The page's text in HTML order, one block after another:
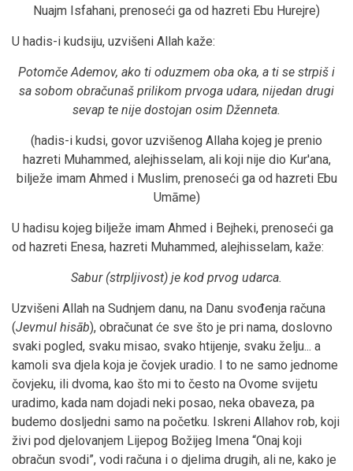
Nuajm Isfahani, prenoseći ga od hazreti Ebu Hurejre)
U hadis-i kudsiju, uzvišeni Allah kaže:
Potomče Ademov, ako ti oduzmem oba oka, a ti se strpiš i
sa sobom obračunaš prilikom prvoga udara, nijedan drugi
sevap te nije dostojan osim Dženneta.
(hadis-i kudsi, govor uzvišenog Allaha kojeg je prenio
hazreti Muhammed, alejhisselam, ali koji nije dio Kur'ana,
bilježe imam Ahmed i Muslim, prenoseći ga od hazreti Ebu
Umāme)
U hadisu kojeg bilježe imam Ahmed i Bejheki, prenoseći ga
od hazreti Enesa, hazreti Muhammed, alejhisselam, kaže:
Sabur (strpljivost) je kod prvog udarca.
Uzvišeni Allah na Sudnjem danu, na Danu svođenja računa
(Jevmul hisāb), obračunat će sve što je pri nama, doslovno
svaki pogled, svaku misao, svako htijenje, svaku želju... a
kamoli sva djela koja je čovjek uradio. I to ne samo jednome
čovjeku, ili dvoma, kao što mi to često na Ovome svijetu
uradimo, kada nam dojadi neki posao, neka obaveza, pa
budemo dosljedni samo na početku. Iskreni Allahov rob, koji
živi pod djelovanjem Lijepog Božijeg Imena “Onaj koji
obračun svodi”, vodi računa i o djelima drugih, ali ne, kako je